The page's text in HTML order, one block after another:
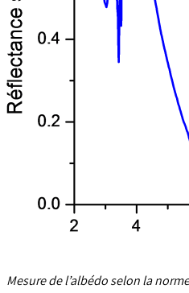
Mesure de l’albédo selon la